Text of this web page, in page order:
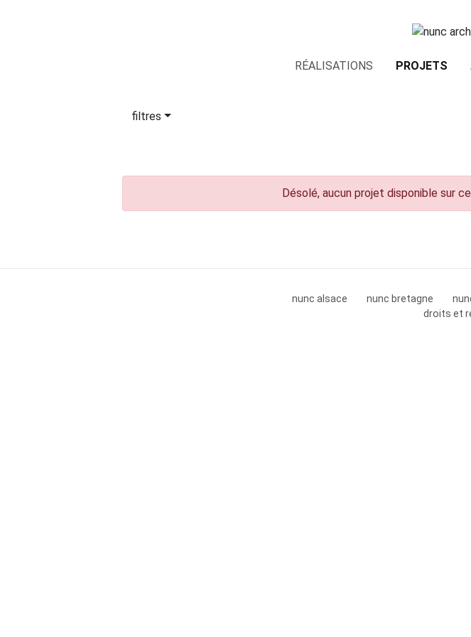
RÉALISATIONS PROJETS
filtres
Désolé, aucun projet disponible sur
nunc alsace nunc bretagne
droits et